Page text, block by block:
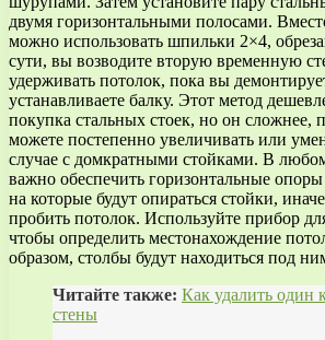
двумя горизонтальными полосами.
можно использовать шпильки 2×4,
сути, вы возводите вторую временную
удерживать потолок, пока вы
устанавливаете балку. Этот метод
покупка стальных стоек, но он сложнее,
можете постепенно увеличивать или
случае с домкратными стойками. В
важно обеспечить горизонтальные
на которые будут опираться стойки,
пробить потолок. Используйте прибор
чтобы определить местонахождение
образом, столбы будут находиться под
Читайте также: Как удалить один
стены